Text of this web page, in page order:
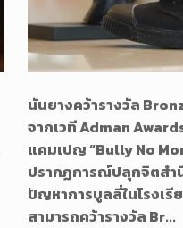
นันยางคว้ารางวัล
จากเวที Adman
แคมเปญ “Bully No
ปรากฏการณ์ปลุกจิตสำ
ปัญหาการบูลลี่ในโรงเรี
สามารถคว้ารางวัล Br...